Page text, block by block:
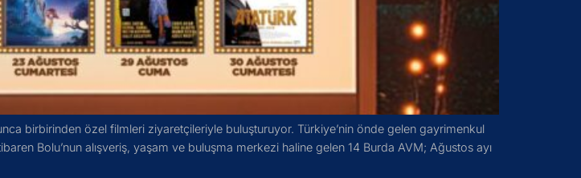
birbirinden özel filmleri ziyaretçileriyle buluşturuyor. Türkiye’nin önde gelen gayrimenkul
Bolu’nun alışveriş, yaşam ve buluşma merkezi haline gelen 14 Burda AVM; Ağustos ayı